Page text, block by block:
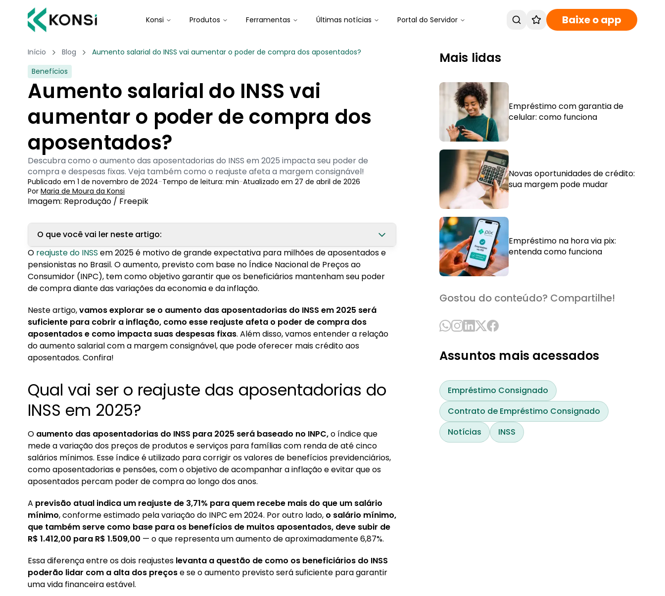
Konsi Produtos Ferramentas Últimas notícias Portal do Servidor Baixe o app
Início Blog
Aumento salarial do INSS vai aumentar o poder de compra dos aposentados?
Benefícios
Aumento salarial do INSS vai
aumentar o poder de compra dos
aposentados?
Descubra como o aumento das aposentadorias do INSS em 2025 impacta seu poder de
compra e despesas fixas. Veja também como o reajuste afeta a margem consignável!
Publicado em 1 de novembro de 2024-Tempo de leitura: min-Atualizado em 27 de abril de 2026
Por Maria de Moura da Konsi
Imagem: Reprodução / Freepik
O que você vai ler neste artigo:
1. Qual vai ser o reajuste das aposentadorias do INSS em 2025?
2. O aumento do INSS será suficiente para cobrir a inflação?
4. Impacto do aumento nas despesas fixas dos aposentados
5. Empréstimo consignado pode ajudar aposentados nos gastos mensais?
O reajuste do INSS em 2025 é motivo de grande expectativa para milhões de aposentados e
pensionistas no Brasil. O aumento, previsto com base no Índice Nacional de Preços ao
Consumidor (INPC), tem como objetivo garantir que os beneficiários mantenham seu poder
de compra diante das variações da economia e da inflação.
Neste artigo,vamos explorar se o aumento das aposentadorias do INSS em 2025 será
suficiente para cobrir a inflação, como esse reajuste afeta o poder de compra dos
aposentados e como impacta suas despesas fixas. Além disso, vamos entender a relação
do aumento salarial com a margem consignável, que pode oferecer mais crédito aos
aposentados. Confira!
Qual vai ser o reajuste das aposentadorias do
INSS em 2025?
O aumento das aposentadorias do INSS para 2025 será baseado no INPC,o índice que
mede a variação dos preços de produtos e serviços para famílias com renda de até cinco
salários mínimos. Esse índice é utilizado para corrigir os valores de benefícios previdenciários,
como aposentadorias e pensões, com o objetivo de acompanhar a inflação e evitar que os
aposentados percam poder de compra ao longo dos anos.
A previsão atual indica um reajuste de 3,71% para quem recebe mais do que um salário
mínimo, conforme estimado pela variação do INPC em 2024. Por outro lado, o salário mínimo,
que também serve como base para os benefícios de muitos aposentados, deve subir de
R$ 1.412,00 para R$ 1.509,00 — o que representa um aumento de aproximadamente 6,87%.
Essa diferença entre os dois reajustes levanta a questão de como os beneficiários do INSS
poderão lidar com a alta dos preçose se o aumento previsto será suficiente para garantir
uma vida financeira estável.
Mais lidas
Empréstimo com garantia de
celular: como funciona
Novas oportunidades de crédito:
sua margem pode mudar
Empréstimo na hora via pix:
entenda como funciona
Gostou do conteúdo? Compartilhe!
Assuntos mais acessados
Empréstimo Consignado
Contrato de Empréstimo Consignado
Notícias
INSS